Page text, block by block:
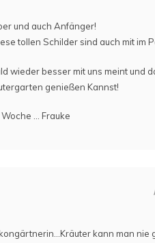
und auch Anfänger!
tollen Schilder sind auch mit im
wieder besser mit uns meint und
genießen Kannst!
… Frauke
kann man nie